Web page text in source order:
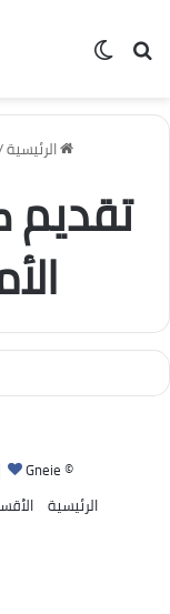
بحث عن
الرئيسية
تقديم
© Copyright 2026, All Rights Reserved |
Gneie
الرئيسية